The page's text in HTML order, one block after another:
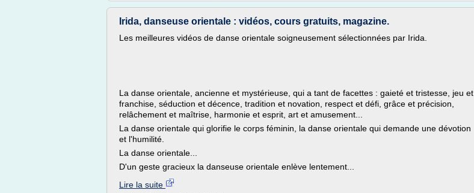
Irida, danseuse orientale : vidéos, cours gratuits, magazine.
Les meilleures vidéos de danse orientale soigneusement sélectionnées par Irida.
La danse orientale, ancienne et mystérieuse, qui a tant de facettes : gaieté et tristesse, jeu et
franchise, séduction et décence, tradition et novation, respect et défi, grâce et précision,
relâchement et maîtrise, harmonie et esprit, art et amusement...
La danse orientale qui glorifie le corps féminin, la danse orientale qui demande une dévotion
et l'humilité.
La danse orientale...
D'un geste gracieux la danseuse orientale enlève lentement...
Lire la suite